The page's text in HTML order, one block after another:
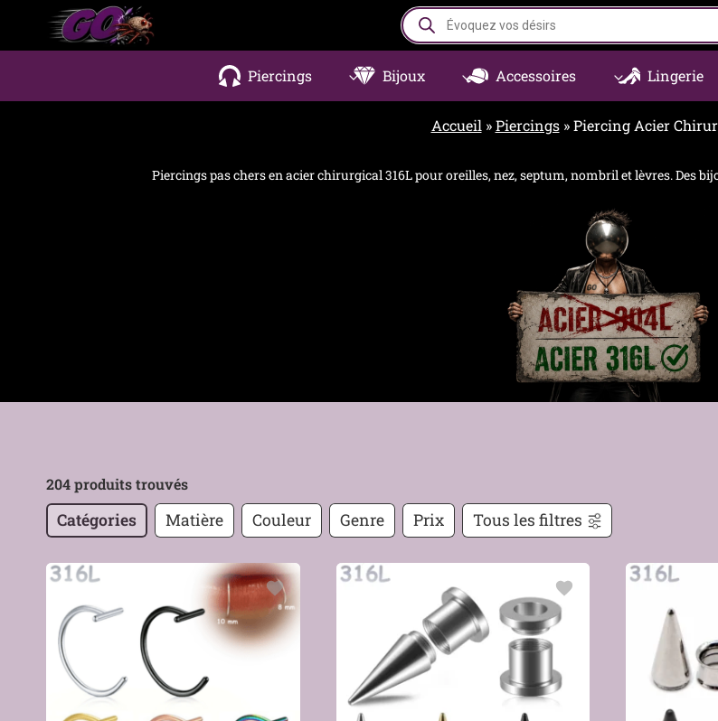
contenu
Recherche
de
produits
Piercings Bijoux Accessoires Lingerie
Accueil »Piercings»Piercing Acier
Piercings pas chers en acier chirurgical 316L pour oreilles, nez, septum, nombril et lèvres. Des
204 produits trouvés
Catégories Matière Couleur Genre Prix Tous les filtres